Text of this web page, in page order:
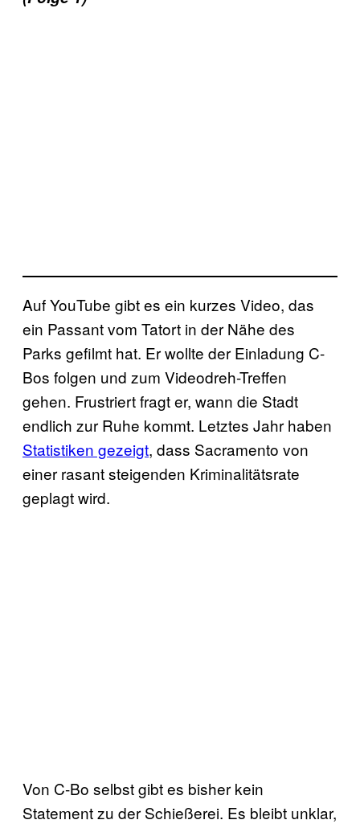
Auf YouTube gibt es ein kurzes Video, das
ein Passant vom Tatort in der Nähe des
Parks gefilmt hat. Er wollte der Einladung C-
Bos folgen und zum Videodreh-Treffen
gehen. Frustriert fragt er, wann die Stadt
endlich zur Ruhe kommt. Letztes Jahr haben
Statistiken gezeigt, dass Sacramento von
einer rasant steigenden Kriminalitätsrate
geplagt wird.
Von C-Bo selbst gibt es bisher kein
Statement zu der Schießerei. Es bleibt unklar,